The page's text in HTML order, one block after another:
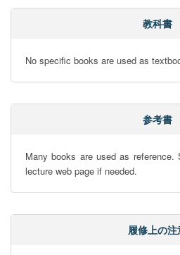
教科書
No specific books are used as
参考書
Many books are used as
lecture web page if needed.
履修上の注